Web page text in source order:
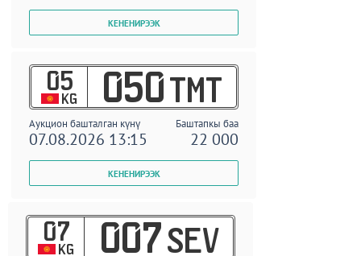
05
KG 050 TMT
Аукцион башталган күнү Баштапкы баа
07.08.2026 13:15 22 000
07
KG 007 SEV